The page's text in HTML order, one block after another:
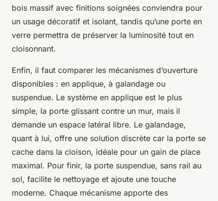
bois massif avec finitions soignées conviendra pour
un usage décoratif et isolant, tandis qu’une porte en
verre permettra de préserver la luminosité tout en
cloisonnant.
Enfin, il faut comparer les mécanismes d’ouverture
disponibles : en applique, à galandage ou
suspendue. Le système en applique est le plus
simple, la porte glissant contre un mur, mais il
demande un espace latéral libre. Le galandage,
quant à lui, offre une solution discrète car la porte se
cache dans la cloison, idéale pour un gain de place
maximal. Pour finir, la porte suspendue, sans rail au
sol, facilite le nettoyage et ajoute une touche
moderne. Chaque mécanisme apporte des